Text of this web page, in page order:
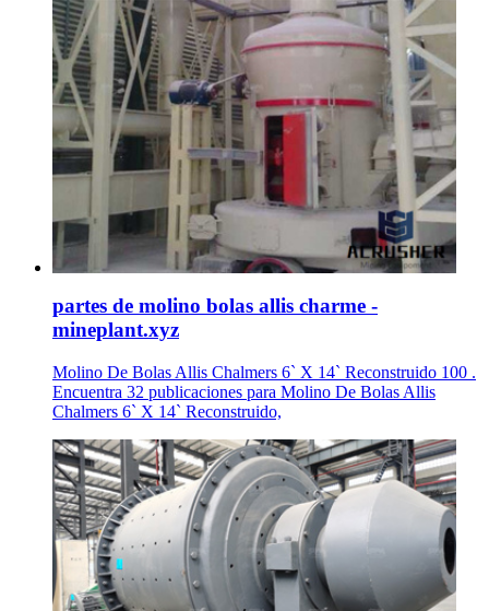
partes de molino bolas allis charme -
mineplant.xyz
Molino De Bolas Allis Chalmers 6` X 14` Reconstruido 100 .
Encuentra 32 publicaciones para Molino De Bolas Allis
Chalmers 6` X 14` Reconstruido,